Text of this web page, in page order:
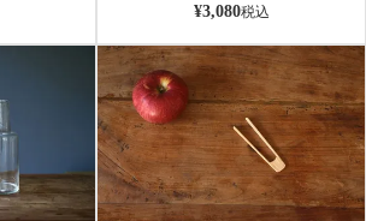
¥3,080税込